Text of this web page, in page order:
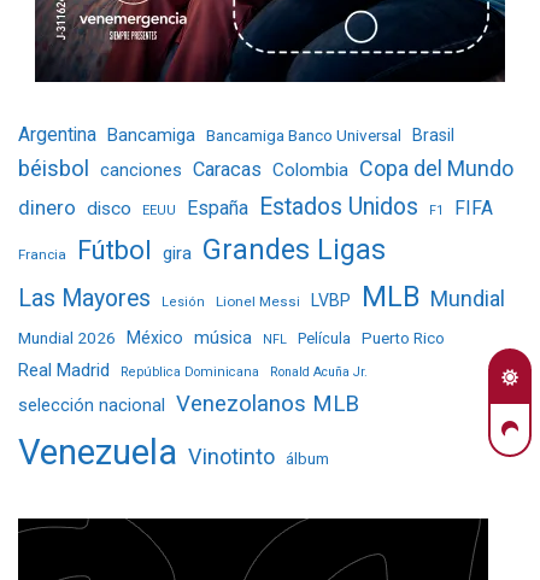
Argentina Bancamiga Bancamiga Banco Universal Brasil
béisbol canciones Caracas Colombia Copa del Mundo
dinero disco EEUU España Estados Unidos F1 FIFA
Francia Fútbol gira Grandes Ligas
Las Mayores Lesión Lionel Messi LVBP MLB Mundial
Mundial 2026 México música NFL Película Puerto Rico
Real Madrid República Dominicana Ronald Acuña Jr.
selección nacional Venezolanos MLB
Venezuela Vinotinto álbum